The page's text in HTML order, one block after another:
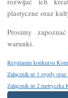
plastyczne oraz
Prosimy
warunki.
Regulamin konkursu
Załącznik nr 1 zgody
Załącznik nr 2 metryczka